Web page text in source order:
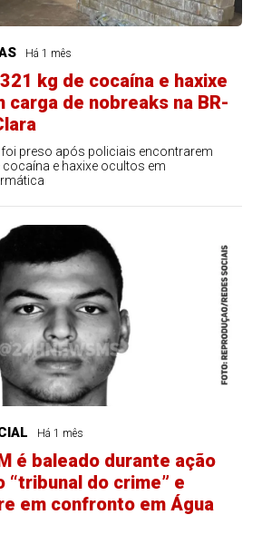
Há 1 mês
kg de cocaína e haxixe
carga de nobreaks na BR-
preso após policiais encontrarem
e haxixe ocultos em
Há 1 mês
é baleado durante ação
do crime” e
em confronto em Água